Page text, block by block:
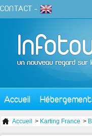
CONTACT -
Accueil
Accueil > Karting France >